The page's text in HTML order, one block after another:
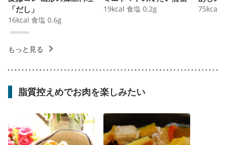
「だし」
16kcal 食塩 0.6g
19kcal 食塩 0.2g 75kcal
もっと見る
脂質控えめでお肉を楽しみたい